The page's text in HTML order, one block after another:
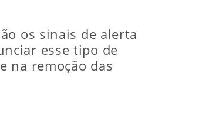
os sinais de alerta
esse tipo de
na remoção das